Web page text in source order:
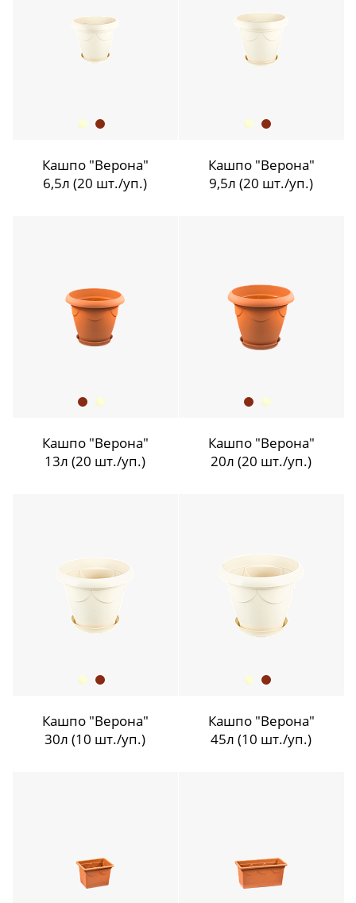
Кашпо "Верона"
6,5л (20 шт./уп.)
Кашпо "Верона"
9,5л (20 шт./уп.)
Кашпо "Верона"
13л (20 шт./уп.)
Кашпо "Верона"
20л (20 шт./уп.)
Кашпо "Верона"
30л (10 шт./уп.)
Кашпо "Верона"
45л (10 шт./уп.)